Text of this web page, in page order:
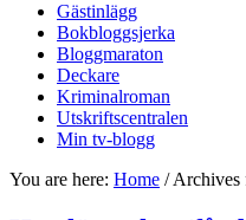
Gästinlägg
Bokbloggsjerka
Bloggmaraton
Deckare
Kriminalroman
Utskriftscentralen
Min tv-blogg
You are here: Home /Archives